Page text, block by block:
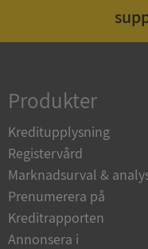
Produkter
Kreditupplysning
Registervård
Marknadsurval &
Prenumerera på
Kreditrapporten
Annonsera i
Strikt nödvändiga
och
användas
Namn